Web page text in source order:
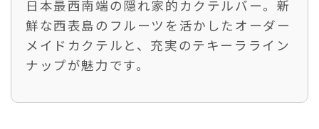
日本最西南端の隠れ家的カクテルバー。新
鮮な西表島のフルーツを活かしたオーダー
メイドカクテルと、充実のテキーラライン
ナップが魅力です。